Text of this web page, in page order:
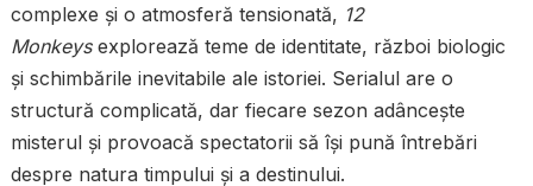
complexe și o atmosferă tensionată, 12
Monkeysexplorează teme de identitate, război biologic
și schimbările inevitabile ale istoriei. Serialul are o
structură complicată, dar fiecare sezon adâncește
misterul și provoacă spectatorii să își pună întrebări
despre natura timpului și a destinului.